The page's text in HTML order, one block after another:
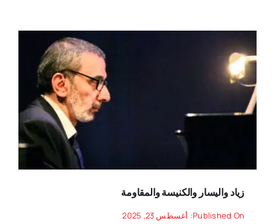
زياد واليسار والكنيسة والمقاومة
Published On: أغسطس 23, 2025